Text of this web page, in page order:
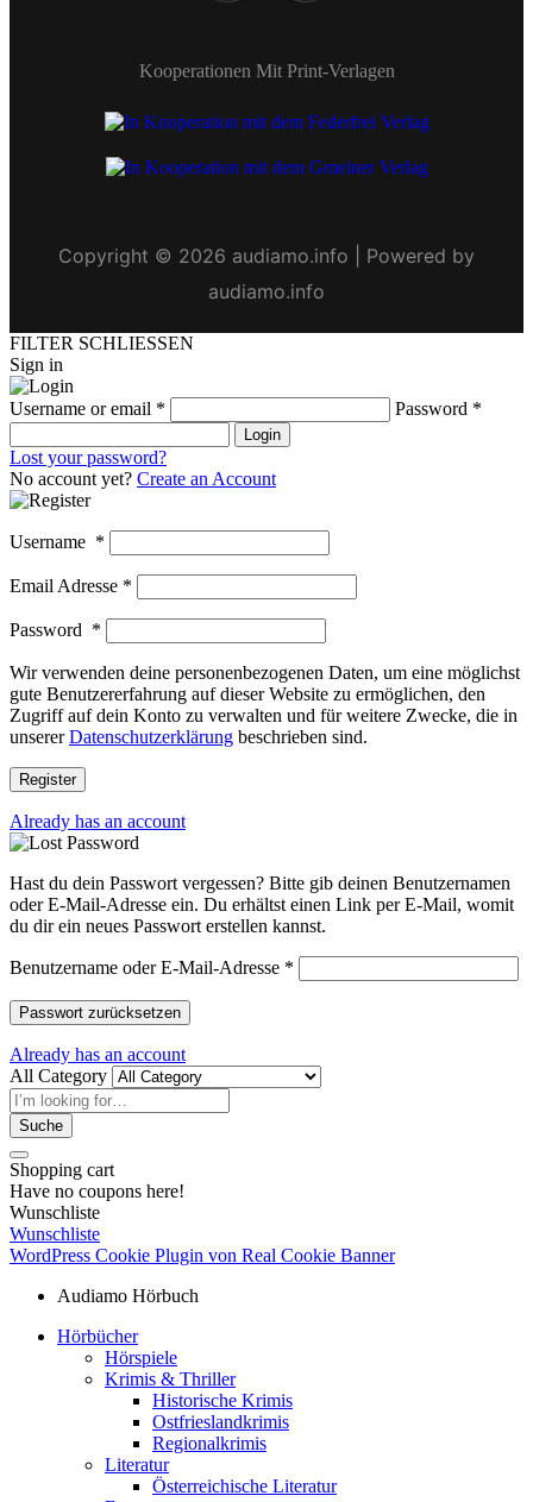
Kooperationen Mit Print-Verlagen
Copyright © 2026 audiamo.info | Powered by
audiamo.info
FILTER SCHLIESSEN
Sign in
Username or email * Password *
Login
Lost your password?
No account yet? Create an Account
Username *
Email Adresse *
Password *
Wir verwenden deine personenbezogenen Daten, um eine möglichst
gute Benutzererfahrung auf dieser Website zu ermöglichen, den
Zugriff auf dein Konto zu verwalten und für weitere Zwecke, die in
unsererDatenschutzerklärung beschrieben sind.
Register
Already has an account
Hast du dein Passwort vergessen? Bitte gib deinen Benutzernamen
oder E-Mail-Adresse ein. Du erhältst einen Link per E-Mail, womit
du dir ein neues Passwort erstellen kannst.
Benutzername oder E-Mail-Adresse *
Passwort zurücksetzen
Already has an account
All Category
Suche
Shopping cart
Have no coupons here!
Wunschliste
Wunschliste
WordPress Cookie Plugin von Real Cookie Banner
Audiamo Hörbuch
Hörbücher
Hörspiele
Krimis & Thriller
Historische Krimis
Ostfrieslandkrimis
Regionalkrimis
Literatur
Österreichische Literatur